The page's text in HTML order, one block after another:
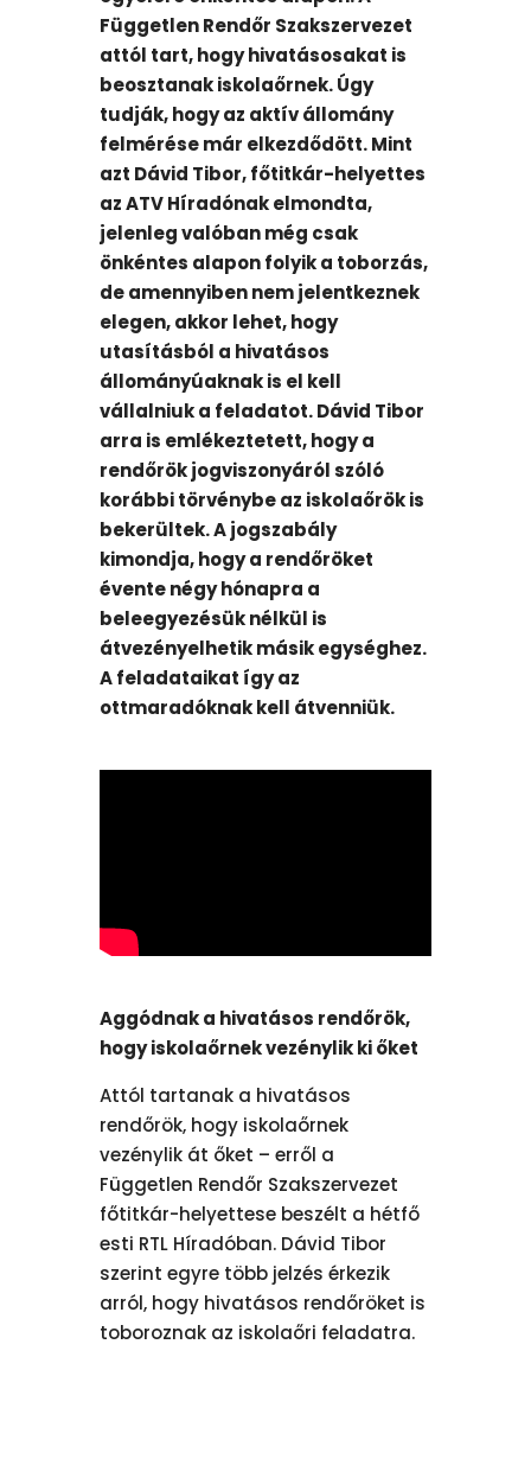
Független Rendőr Szakszervezet
attól tart, hogy hivatásosakat is
beosztanak iskolaőrnek. Úgy
tudják, hogy az aktív állomány
felmérése már elkezdődött. Mint
azt Dávid Tibor, főtitkár-helyettes
az ATV Híradónak elmondta,
jelenleg valóban még csak
önkéntes alapon folyik a toborzás,
de amennyiben nem jelentkeznek
elegen, akkor lehet, hogy
utasításból a hivatásos
állományúaknak is el kell
vállalniuk a feladatot. Dávid Tibor
arra is emlékeztetett, hogy a
rendőrök jogviszonyáról szóló
korábbi törvénybe az iskolaőrök is
bekerültek. A jogszabály
kimondja, hogy a rendőröket
évente négy hónapra a
beleegyezésük nélkül is
átvezényelhetik másik egységhez.
A feladataikat így az
ottmaradóknak kell átvenniük.
Aggódnak a hivatásos rendőrök,
hogy iskolaőrnek vezénylik ki őket
Attól tartanak a hivatásos
rendőrök, hogy iskolaőrnek
vezénylik át őket – erről a
Független Rendőr Szakszervezet
főtitkár-helyettese beszélt a hétfő
esti RTL Híradóban. Dávid Tibor
szerint egyre több jelzés érkezik
arról, hogy hivatásos rendőröket is
toboroznak az iskolaőri feladatra.